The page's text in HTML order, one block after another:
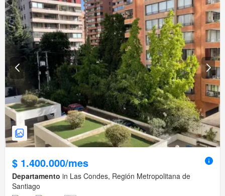
$ 1.400.000/mes
Departamento in Las Condes, Región Metropolitana de
Santiago